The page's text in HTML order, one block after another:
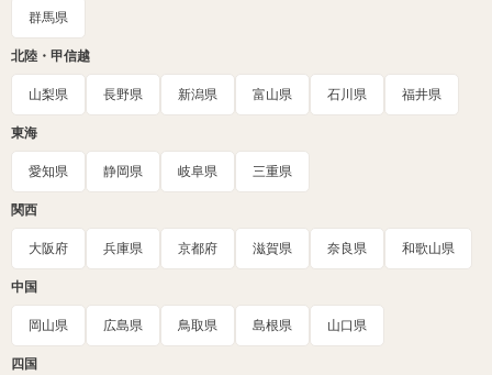
群馬県
北陸・甲信越
山梨県 長野県 新潟県 富山県 石川県 福井県
東海
愛知県 静岡県 岐阜県 三重県
関西
大阪府 兵庫県 京都府 滋賀県 奈良県 和歌山県
中国
岡山県 広島県 鳥取県 島根県 山口県
四国